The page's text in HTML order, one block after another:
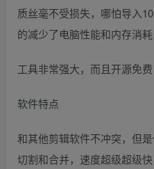
质丝毫不受损失，哪怕导入
的减少了电脑性能和内存消
工具非常强大，而且开源免费
软件特点
和其他剪辑软件不冲突，但
切割和合并，速度超级超级快